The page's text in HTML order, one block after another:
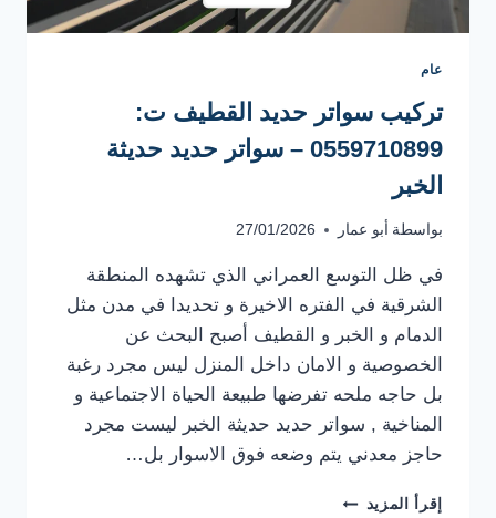
عام
تركيب سواتر حديد القطيف ت:
0559710899 – سواتر حديد حديثة
الخبر
بواسطة أبو عمار 27/01/2026
في ظل التوسع العمراني الذي تشهده المنطقة
الشرقية في الفتره الاخيرة و تحديدا في مدن مثل
الدمام و الخبر و القطيف أصبح البحث عن
الخصوصية و الامان داخل المنزل ليس مجرد رغبة
بل حاجه ملحه تفرضها طبيعة الحياة الاجتماعية و
المناخية , سواتر حديد حديثة الخبر ليست مجرد
حاجز معدني يتم وضعه فوق الاسوار بل…
إقرأ المزيد تركيب